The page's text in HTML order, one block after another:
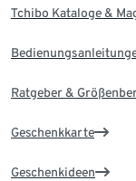
Tchibo Kataloge &
Ratgeber &
Geschenkkarte
Geschenkideen